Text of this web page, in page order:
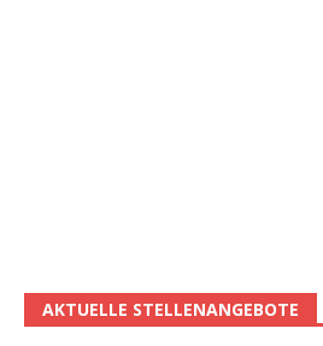
AKTUELLE STELLENANGEBOTE